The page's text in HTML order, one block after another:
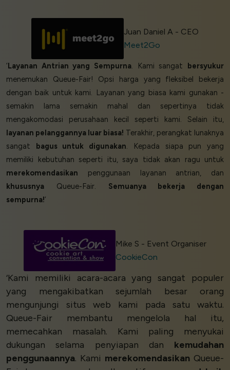
Juan Daniel A - CEO
Meet2Go
‘ Layanan Antrian yang Sempurna. Kami sangat
bersyukur
menemukan Queue-Fair! Opsi harga yang fleksibel bekerja
dengan baik untuk kami. Layanan yang biasa kami gunakan -
semakin lama semakin mahal dan sepertinya tidak
mengakomodasi perusahaan kecil seperti kami. Selain itu,
layanan pelanggannya luar biasa! Terakhir, perangkat lunaknya
sangat
bagus untuk digunakan. Kepada siapa pun yang
memiliki kebutuhan seperti itu, saya tidak akan ragu untuk
merekomendasikan penggunaan layanan antrian, dan
khususnya Queue-Fair. Semuanya bekerja dengan
sempurna!’
Mike S - Event Organiser
CookieCon
‘Kami memiliki acara-acara yang sangat populer
yang mengakibatkan sejumlah besar orang
mengunjungi situs web kami pada satu waktu.
Queue-Fair membantu mengelola hal itu,
memecahkan masalah. Kami paling menyukai
dukungan selama penyiapan dan kemudahan
penggunaannya. Kami merekomendasikan Queue-